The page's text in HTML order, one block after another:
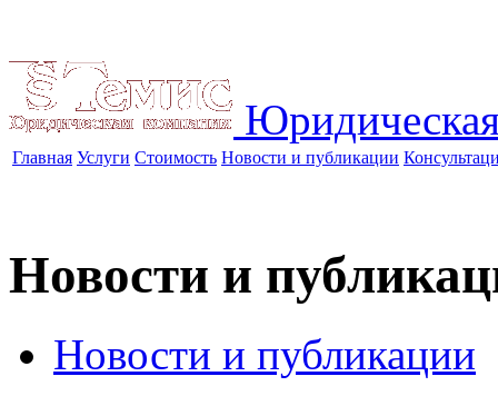
Главная Услуги Стоимость Новости и публикации
Новости и
Новости и публикации